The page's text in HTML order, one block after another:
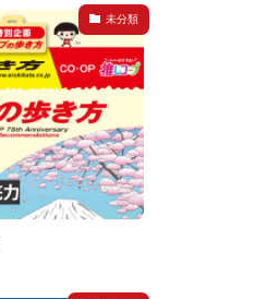
未分類